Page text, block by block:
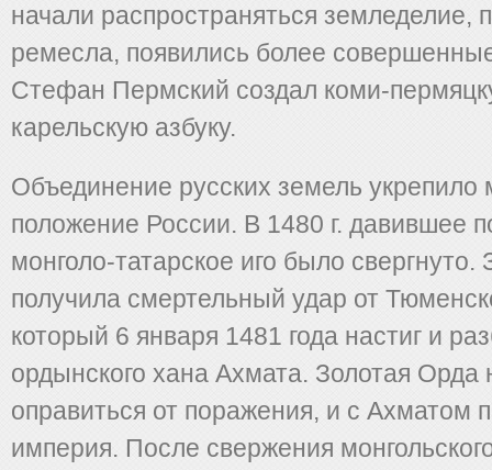
начали распространяться земледелие,
ремесла, появились более
Стефан Пермский создал коми-
карельскую азбуку.
Объединение русских земель
положение России. В 1480 г. давившее
монголо-татарское иго было свергнуто.
получила смертельный удар от
который 6 января 1481 года настиг и
ордынского хана Ахмата. Золотая Орда
оправиться от поражения, и с Ахматом
империя. После свержения